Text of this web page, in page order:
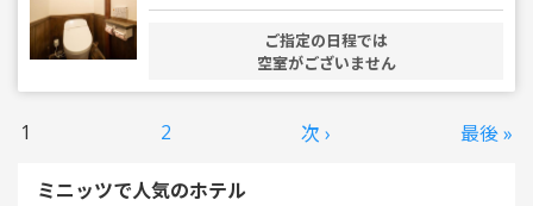
ご指定の日程では
空室がございません
1 2 次 › 最後 »
ミニッツで人気のホテル